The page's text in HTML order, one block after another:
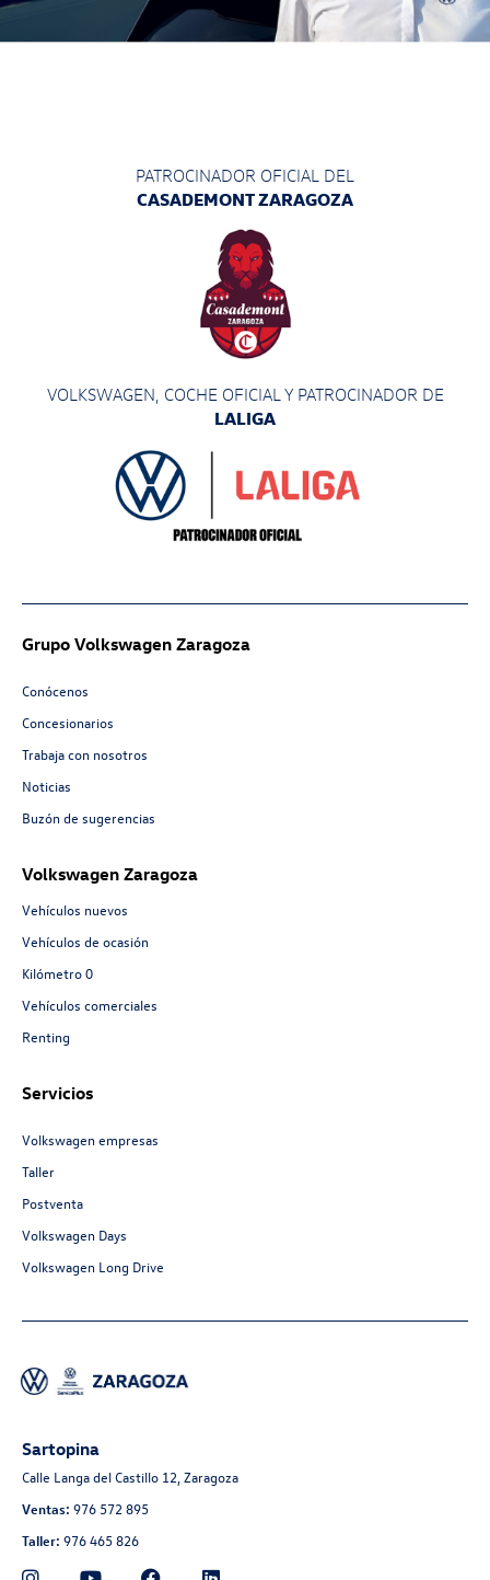
PATROCINADOR OFICIAL DEL
CASADEMONT ZARAGOZA
VOLKSWAGEN, COCHE OFICIAL Y PATROCINADOR DE
LALIGA
Grupo Volkswagen Zaragoza
Conócenos
Concesionarios
Trabaja con nosotros
Noticias
Buzón de sugerencias
Volkswagen Zaragoza
Vehículos nuevos
Vehículos de ocasión
Kilómetro 0
Vehículos comerciales
Renting
Servicios
Volkswagen empresas
Taller
Postventa
Volkswagen Days
Volkswagen Long Drive
Sartopina
Calle Langa del Castillo 12, Zaragoza
Ventas: 976 572 895
Taller: 976 465 826